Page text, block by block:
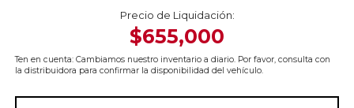
Precio de Liquidación:
$655,000
Ten en cuenta: Cambiamos nuestro inventario a diario. Por favor, consulta con
la distribuidora para confirmar la disponibilidad del vehículo.